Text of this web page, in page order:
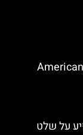
מוזיאון ההיסטוריה של הטבע בניו יורק (American
על שלט